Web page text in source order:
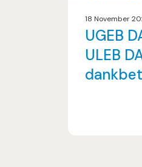
18 November
UGEB
ULEB